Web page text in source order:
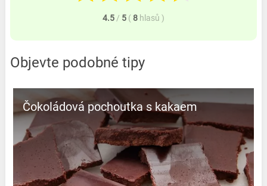
4.5 / 5 (8 hlasů )
Objevte podobné tipy
Čokoládová pochoutka s kakaem